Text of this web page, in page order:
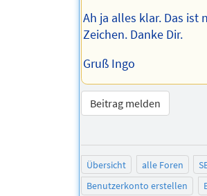
Ah ja alles klar. Das ist
Zeichen. Danke Dir.
Gruß Ingo
Beitrag melden
Übersicht alle Foren
Benutzerkonto erstellen